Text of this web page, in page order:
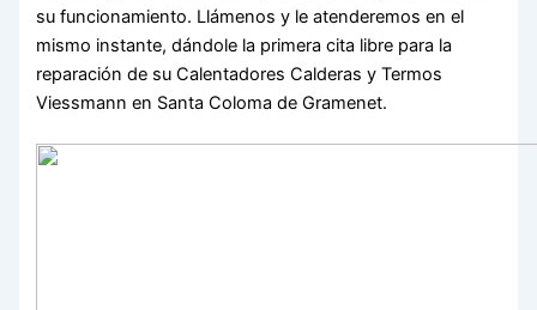
su funcionamiento. Llámenos y le atenderemos en el
mismo instante, dándole la primera cita libre para la
reparación de su Calentadores Calderas y Termos
Viessmann en Santa Coloma de Gramenet.